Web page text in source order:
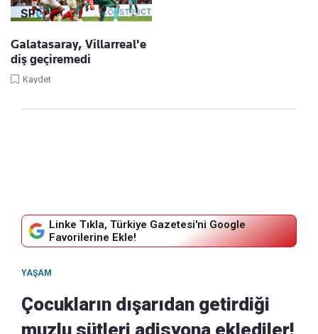
Galatasaray, Villarreal'e
diş geçiremedi
Kaydet
Linke Tıkla, Türkiye Gazetesi'ni Google
Favorilerine Ekle!
YAŞAM
Çocukların dışarıdan getirdiği
muzlu sütleri adisyona eklediler!